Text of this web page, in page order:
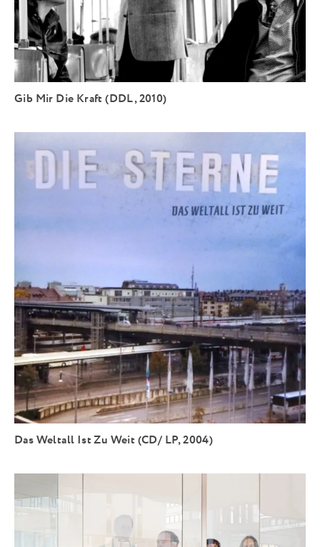
Gib Mir Die Kraft (DDL, 2010)
Das Weltall Ist Zu Weit (CD/ LP, 2004)